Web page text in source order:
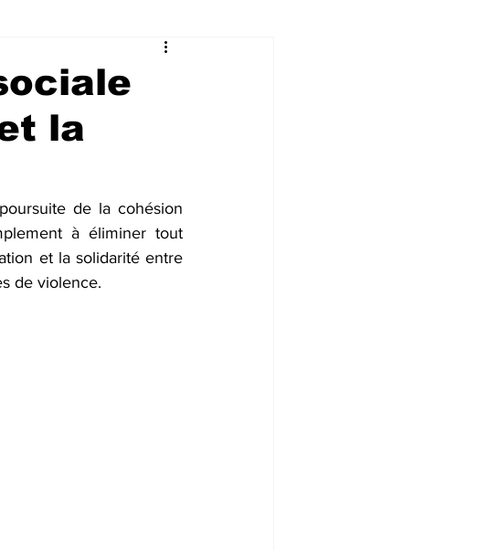
la
de la cohésion
à éliminer tout
et la solidarité entre
de violence.